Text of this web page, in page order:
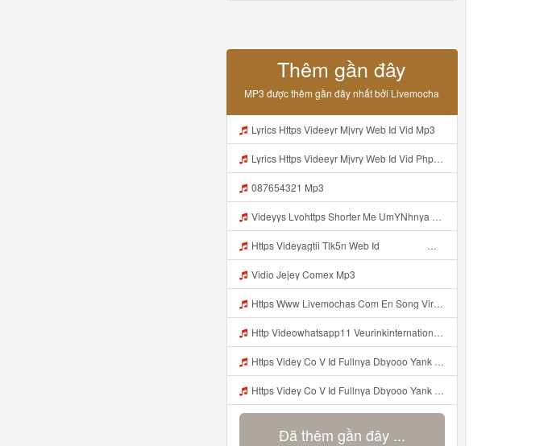
Thêm gần đây
MP3 được thêm gần đây nhất bởi Livemocha
Lyrics Https Videeyr Mjvry Web Id Vid Mp3
Lyrics Https Videeyr Mjvry Web Id Vid Php MP3 Mp3
087654321 Mp3
Videyys Lvohttps Shorter Me UmYNhnya Web Id Mp3
Https Videyagtii Tlk5n Web Id ᅠ ᅠ ᅠ ᅠ ᅠ ᅠ ᅠ ᅠ ᅠ ᅠ ᅠ ᅠ ᅠ ᅠ ᅠ ᅠ ᅠ ᅠ ᅠ ᅠ ᅠ ᅠ ᅠ ᅠ ᅠ ᅠ ᅠ ᅠ ᅠ ᅠ ᅠ ᅠ ᅠ ᅠ ᅠ ᅠ ᅠ ᅠ ᅠ ᅠ ᅠ ᅠ ᅠ ᅠ ᅠ ᅠ O P ᅠ ᅠ ᅠ ᅠ ᅠ Mp3
Vidio Jejey Comex Mp3
Https Www Livemochas Com En Song Viral Adik Dan Kaka Tebaru Mp3 Html Mp3
Http Videowhatsapp11 Veurinkinternational Com Pianaknetusing Taler Mawarna Lakar Resin Menek Cuoi 26053 Html Fbclid IwY2xjawTk5N1wZG9mBWV4dG4DYWVtAjExAHNydGMGYXBwX2lkDDM1MDY4NTUzMTcyOAABHuu9lMzl3hZtUrD390aslqcvZda QF4pXX3s SaX0jWJlMPYyfmeJjjQt8dk Aem AIu0 Mp3
Https Videy Co V Id Fullnya Dbyooo Yank Weslhoyan ᅠ ᅠ ᅠ ᅠ ᅠ ᅠ Vinzzz Ini Kan Teman Https Videy Coos9 K8fg9 Biz Id ᅟᅟᅟᅟᅟᅟᅟᅟᅟᅟᅟᅟᅟᅟᅟᅟᅟᅟᅟᅟᅟᅟᅟᅟᅟᅟᅟᅟᅟᅟᅟᅟ ᅠ ᅠ ᅠ ᅠ ᅠ ᅠ ᅠ ᅠ ᅠ ᅠ ᅠ ᅠ ᅠ ᅠ ᅠ ᅠ ᅠ ᅠ ᅠ ᅠ ᅠ ᅠ ᅠ ᅠ ᅠ ᅠ ᅠ ᅠ ᅠ ᅠ ᅠ ᅠ ᅠ ᅠ ᅠ ᅠ ᅠ ᅠ ᅠ ᅠ ᅠ ᅠ ᅠ ᅠ ᅠ ᅠ ᅠ ᅠ ᅠ ᅠ ᅠ ᅠ ᅠ ᅠ Mp3
Https Videy Co V Id Fullnya Dbyooo Yank Weslhoyankloroo Kabeh Https Videyn Dvofz Web Id ᅠ ᅠ ᅠ ᅠ ᅠ ᅠ ᅠ ᅠ ᅠ ᅠ ᅠ ᅠ ᅠ ᅠ ᅠ ᅠ ᅠ ᅠ ᅠ ᅠ ᅠ ᅠ ᅠ ᅠ ᅠ ᅠ ᅠ ᅠ ᅠ ᅠ ᅠ ᅠ ᅠ ᅠ ᅠ ᅠ ᅠ ᅠ ᅠ ᅠ ᅠ ᅠ ᅠ ᅠ ᅠ ᅠ ᅠ ᅠ ᅠ ᅠ ᅠ ᅠ ᅠ ᅠ ᅠ ᅠ ᅠ ᅠ Vxxvdujh1 Mp3
Đã thêm gần đây ...